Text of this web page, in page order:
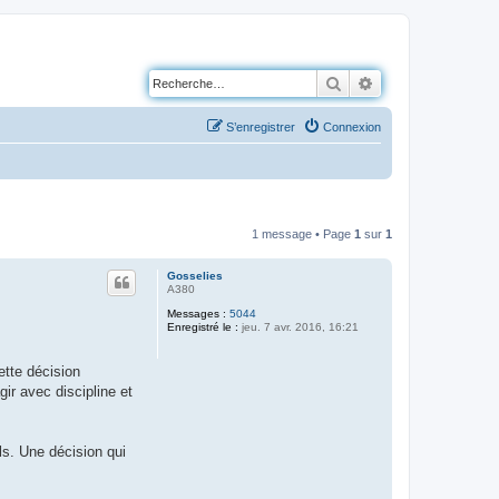
Rechercher
Connexion
S’enregistrer
1 message • Page 1 sur 1
Gosselies
A380
Messages : 5044
Enregistré le : jeu. 7 avr. 2016, 16:21
décision
avec discipline et
Une décision qui